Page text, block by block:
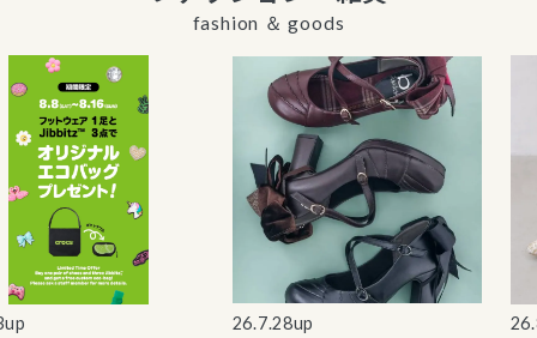
fashion ＆ goods
26.7.28up